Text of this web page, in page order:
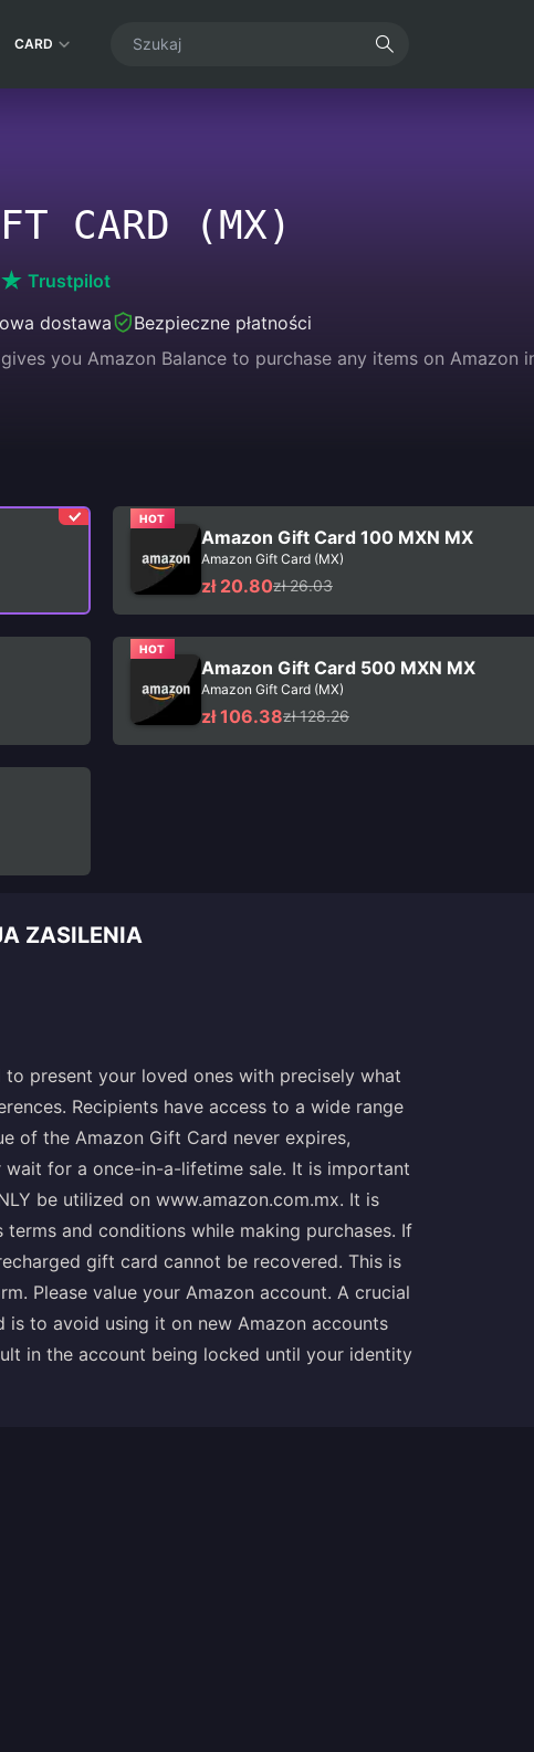
CARD
CARD (MX)
Trustpilot
dostawa
Bezpieczne płatności
you Amazon Balance to purchase any items on Amazon
HOT
Amazon Gift Card 100 MXN MX
Amazon Gift Card (MX)
zł 20.80zł 26.03
HOT
Amazon Gift Card 500 MXN MX
Amazon Gift Card (MX)
zł 106.38zł 128.26
ZASILENIA
present your loved ones with precisely what
Recipients have access to a wide range
of the Amazon Gift Card never expires,
for a once-in-a-lifetime sale. It is important
be utilized on www.amazon.com.mx. It is
and conditions while making purchases. If
gift card cannot be recovered. This is
Please value your Amazon account. A crucial
to avoid using it on new Amazon accounts
in the account being locked until your identity